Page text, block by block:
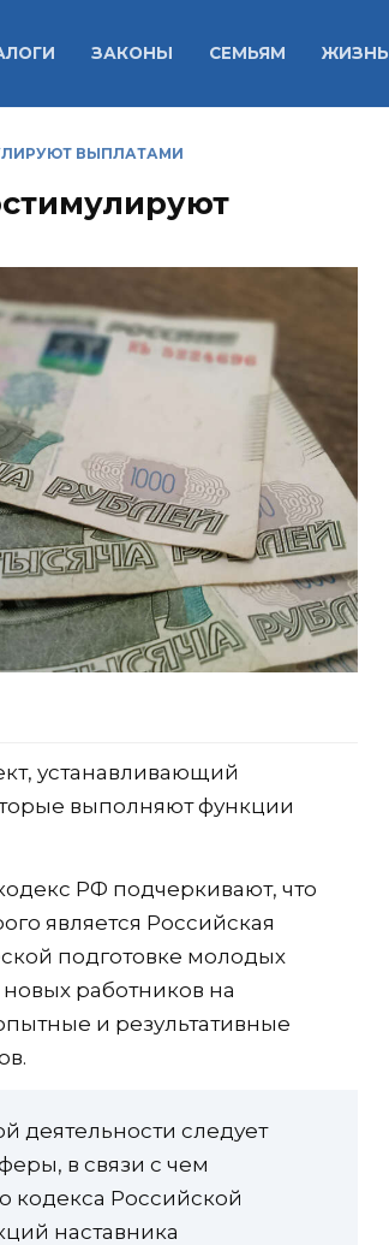
ЗАКОНЫ СЕМЬЯМ ЖИЗНЬ
ВЫПЛАТАМИ
устанавливающий
выполняют функции
РФ подчеркивают, что
является Российская
подготовке молодых
работников на
и результативные
деятельности следует
в связи с чем
кодекса Российской
наставника